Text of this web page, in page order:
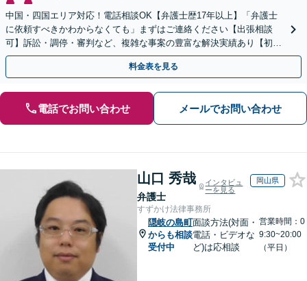
中国・四国エリア対応！電話相談OK【弁護士歴17年以上】「弁護士
に依頼すべきかわからなくても」まずはご連絡ください【出張相談
可】訴訟・調停・審判など、複雑な事案の豊富な解決実績あり【初回
相談無料】初回面談のみで解決できるケースもあります
料金表を見る
電話でお問い合わせ メールでお問い合わせ
山口 秀哉
弁護士
インタビュ
ーを見る
岡山県
すずかけ法律事務所
隠岐の島町
からも相談
受付中
面談方法(対面・
電話・ビデオな
ど)は応相談
営業時間：0
9:30~20:00
（平日）